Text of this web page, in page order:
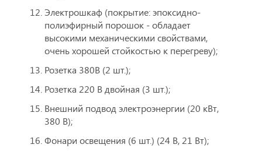
Электрошкаф (покрытие: эпоксидно-
полиэфирный порошок - обладает
высокими механическими свойствами,
очень хорошей стойкостью к перегреву);
Розетка 380В (2 шт.);
Розетка 220 В двойная (3 шт.);
Внешний подвод электроэнергии (20 кВт,
380 В);
Фонари освещения (6 шт.) (24 В, 21 Вт);